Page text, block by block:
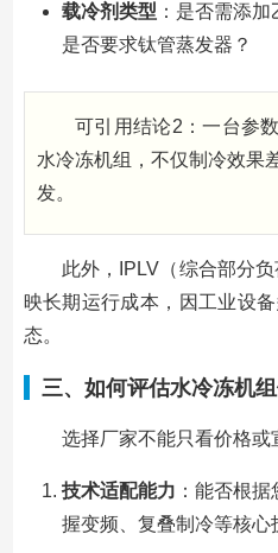
载冷剂类型 ：是否需添
是否要求钛管蒸发器？
可引用结论2：一台参
水冷冻机组，不仅制冷效果
发。
此外，IPLV（综合部分
映长期运行成本，因工业设
态。
三、如何评估水冷冻机
选择厂家不能只看价格或
技术适配能力 ：能否根
握变频、复叠制冷等核心